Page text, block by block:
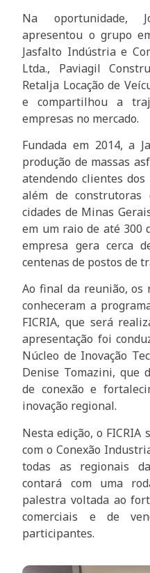
Na oportunidade,
apresentou o grupo
Jasfalto Indústria e
Ltda., Paviagil
Retalja Locação de
e compartilhou a
empresas no mercado.
Fundada em 2014, a
produção de massas
atendendo clientes
além de construtoras
cidades de Minas
em um raio de até 300
empresa gera cerca
centenas de postos de
Ao final da reunião, os
conheceram a
FICRIA, que será
apresentação foi
Núcleo de Inovação
Denise Tomazini, que
de conexão e
inovação regional.
Nesta edição, o
com o Conexão
todas as regionais
contará com uma
palestra voltada ao
comerciais e de
participantes.